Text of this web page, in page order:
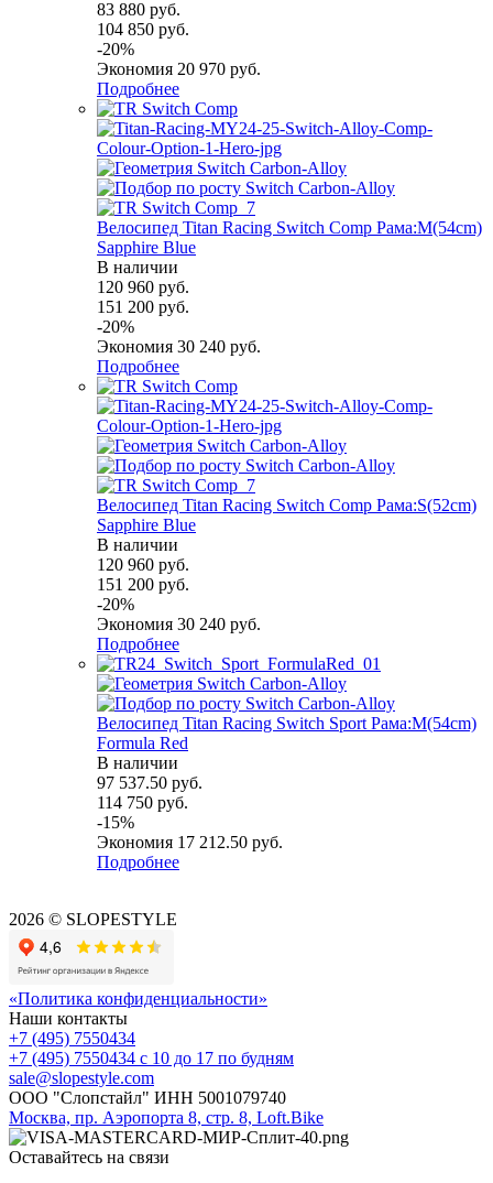
83 880 руб.
104 850 руб.
-20%
Экономия 20 970 руб.
Подробнее
Велосипед Titan Racing Switch Comp Рама:M(54cm)
Sapphire Blue
В наличии
120 960 руб.
151 200 руб.
-20%
Экономия 30 240 руб.
Подробнее
Велосипед Titan Racing Switch Comp Рама:S(52cm)
Sapphire Blue
В наличии
120 960 руб.
151 200 руб.
-20%
Экономия 30 240 руб.
Подробнее
Велосипед Titan Racing Switch Sport Рама:M(54cm)
Formula Red
В наличии
97 537.50 руб.
114 750 руб.
-15%
Экономия 17 212.50 руб.
Подробнее
2026 © SLOPESTYLE
«Политика конфиденциальности»
Наши контакты
+7 (495) 7550434
+7 (495) 7550434 с 10 до 17 по будням
sale@slopestyle.com
ООО "Слопстайл" ИНН 5001079740
Москва, пр. Аэропорта 8, стр. 8, Loft.Bike
Оставайтесь на связи